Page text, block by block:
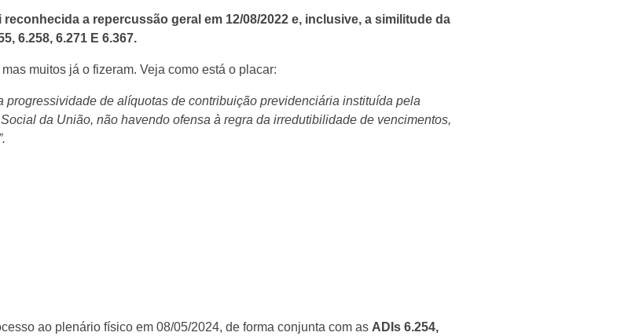
a repercussão geral em 12/08/2022 e, inclusive, a similitude da
6.258, 6.271 E 6.367.
muitos já o fizeram. Veja como está o placar:
progressividade de alíquotas de contribuição previdenciária instituída pela
da União, não havendo ofensa à regra da irredutibilidade de vencimentos,
ao plenário físico em 08/05/2024, de forma conjunta com as ADIs 6.254,